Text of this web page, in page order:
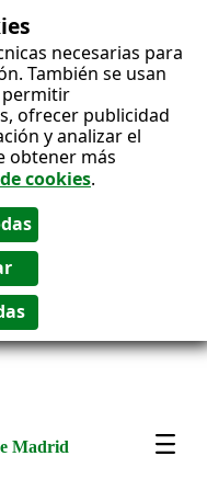
necesarias para
También se usan
permitir
ofrecer publicidad
y analizar el
obtener más
cookies.
Madrid